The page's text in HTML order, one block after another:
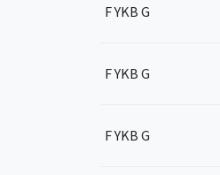
F YKB G
F YKB G
F YKB G